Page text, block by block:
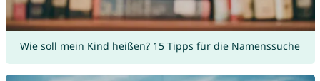
Wie soll mein Kind heißen? 15 Tipps für die Namenssuche